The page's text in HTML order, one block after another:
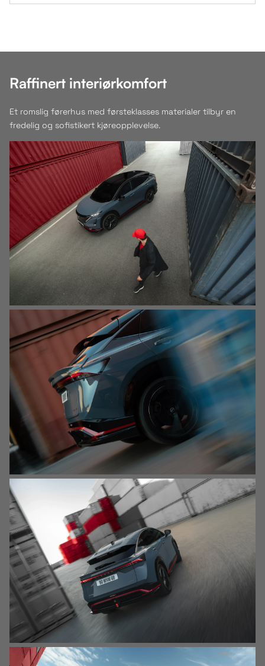
Raffinert interiørkomfort
Et romslig førerhus med førsteklasses materialer tilbyr en
fredelig og sofistikert kjøreopplevelse.